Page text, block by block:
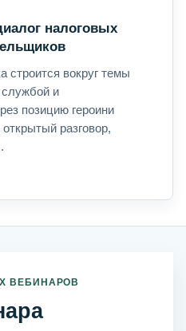
налоговых
строится вокруг темы
и
позицию героини
разговор,
ВЕБИНАРОВ